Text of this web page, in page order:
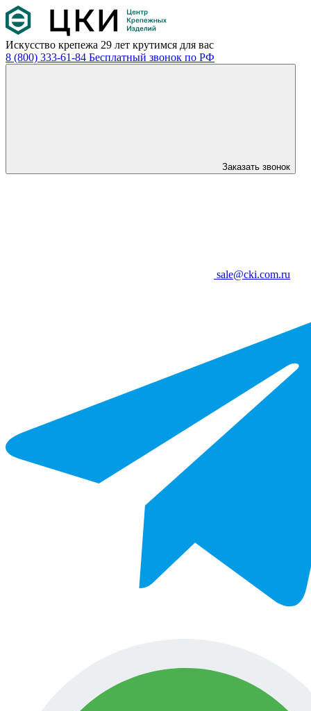
Искусство крепежа 29 лет крутимся для вас
8 (800) 333-61-84 Бесплатный звонок по РФ
Заказать звонок
sale@cki.com.ru